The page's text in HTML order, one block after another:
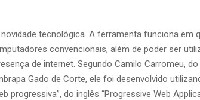
tecnológica. A ferramenta funciona em
convencionais, além de poder ser
de internet. Segundo Camilo Carromeu, do
Gado de Corte, ele foi desenvolvido
progressiva”, do inglês “Progressive Web